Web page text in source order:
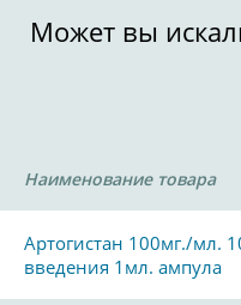
Может вы
Наименование товара
Артогистан 100мг./мл.
введения 1мл. ампула